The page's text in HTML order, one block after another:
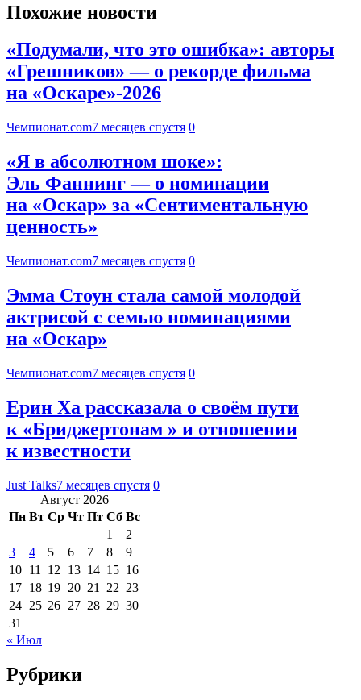
Похожие новости
«Подумали, что это ошибка»: авторы
«Грешников» — о рекорде фильма
на «Оскаре»-2026
Чемпионат.com7 месяцев спустя 0
«Я в абсолютном шоке»:
Эль Фаннинг — о номинации
на «Оскар» за «Сентиментальную
ценность»
Чемпионат.com7 месяцев спустя 0
Эмма Стоун стала самой молодой
актрисой с семью номинациями
на «Оскар»
Чемпионат.com7 месяцев спустя 0
Ерин Ха рассказала о своём пути
к «Бриджертонам » и отношении
к известности
Just Talks7 месяцев спустя 0
Август 2026
Пн Вт Ср Чт Пт Сб Вс
1
2
3
4 5 6 7 8
9
10 11 12 13 14 15 16
17 18 19 20 21 22 23
24 25 26 27 28 29 30
31
« Июл
Рубрики